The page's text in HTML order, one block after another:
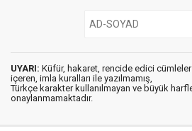
UYARI: Küfür, hakaret, rencide edici cümleler
içeren, imla kuralları ile yazılmamış,
Türkçe karakter kullanılmayan ve büyük
onaylanmamaktadır.